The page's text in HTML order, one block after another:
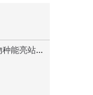
别墅屋顶光伏如何兼顾美观与安全？超级物种能亮站「艺墅家」给出答案